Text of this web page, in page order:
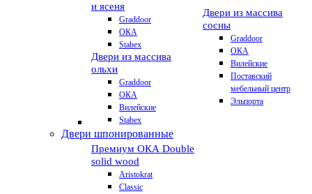
и ясеня
Graddoor
ОКА
Stabex
Двери из массива
ольхи
Graddoor
ОКА
Вилейские
Stabex
Двери из массива
сосны
Graddoor
ОКА
Вилейские
Поставский
мебельный центр
Эльпорта
Двери шпонированные
Премиум ОКА Double
solid wood
Aristokrat
Classic